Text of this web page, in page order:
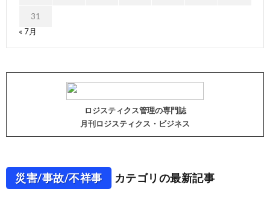
31
« 7月
ロジスティクス管理の専門誌
月刊ロジスティクス・ビジネス
災害/事故/不祥事 カテゴリの最新記事